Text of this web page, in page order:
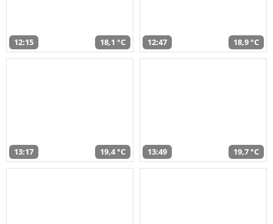
12:15 18,1 °C 12:47 18,9 °C
13:17 19,4 °C 13:49 19,7 °C